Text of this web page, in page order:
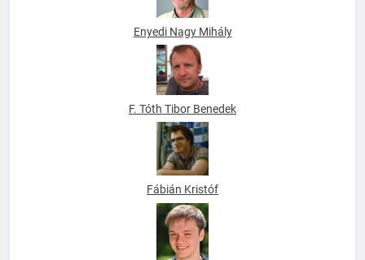
Enyedi Nagy Mihály
F. Tóth Tibor Benedek
Fábián Kristóf